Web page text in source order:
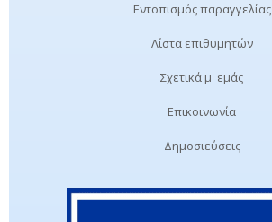
Εντοπισμός παραγγελίας
Λίστα επιθυμητών
Σχετικά μ' εμάς
Επικοινωνία
Δημοσιεύσεις